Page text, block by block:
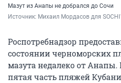
Мазут из Анапы не добрался до Сочи
Источник: Михаил Мордасов для
Роспотребнадзор
состоянии черноморских
мазута недалеко от
пятая часть пляжей